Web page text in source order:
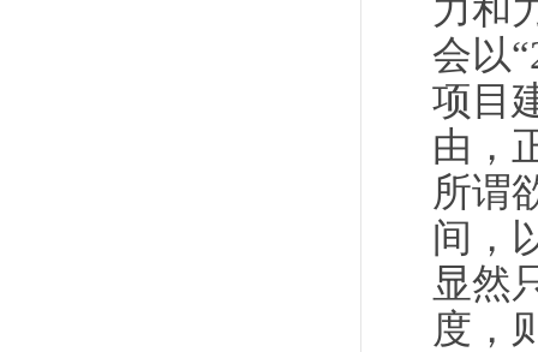
力和
会以
项目
由，
所谓
间，
显然
度，